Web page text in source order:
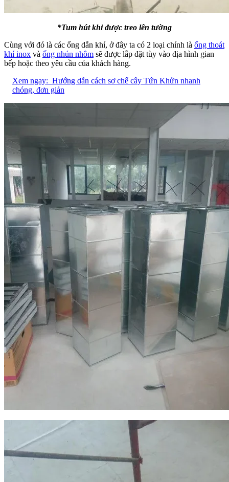
*Tum hút khi được treo lên tường
Cùng với đó là các ống dẫn khí, ở đây ta có 2 loại chính là ống thoát
khí inox và ống nhún nhôm sẽ được lắp đặt tùy vào địa hình gian
bếp hoặc theo yêu cầu của khách hàng.
Xem ngay: Hướng dẫn cách sơ chế cây Tứn Khửn nhanh
chóng, đơn giản